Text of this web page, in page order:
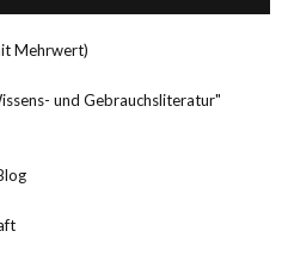
Mehrwert)
und Gebrauchsliteratur"